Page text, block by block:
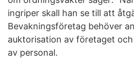
ingriper skall han se till att
Bevakningsföretag behöver
auktorisation av företaget
av personal.